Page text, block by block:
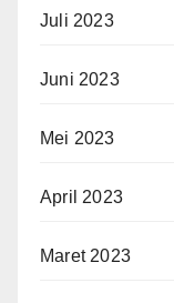
Juli 2023
Juni 2023
Mei 2023
April 2023
Maret 2023